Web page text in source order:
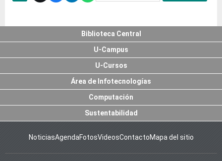
Biblioteca Central
U-Campus
U-Cursos
Área de Infotecnologías
Computación
Sustentabilidad
NoticiasAgendaFotosVideosContactoMapa del sitio